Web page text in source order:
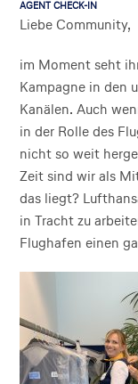
AGENT CHECK-IN
Liebe Community,
im Moment seht
Kampagne in den
Kanälen. Auch
in der Rolle des
nicht so weit
Zeit sind wir als
das liegt?
in Tracht zu
Flughafen einen